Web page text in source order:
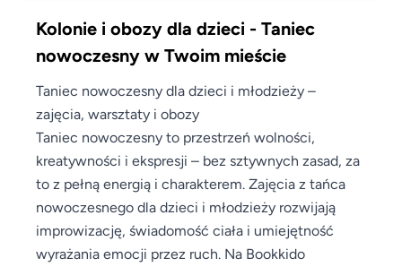
Kolonie i obozy dla dzieci - Taniec
nowoczesny w Twoim mieście
Taniec nowoczesny dla dzieci i młodzieży –
zajęcia, warsztaty i obozy
Taniec nowoczesny to przestrzeń wolności,
kreatywności i ekspresji – bez sztywnych zasad, za
to z pełną energią i charakterem. Zajęcia z tańca
nowoczesnego dla dzieci i młodzieży rozwijają
improwizację, świadomość ciała i umiejętność
wyrażania emocji przez ruch. Na Bookkido